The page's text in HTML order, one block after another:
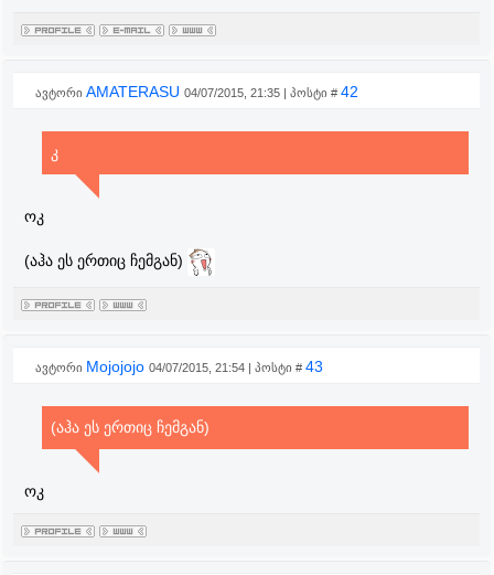
ავტორი AMATERASU 04/07/2015, 21:35 | პოსტი # 42
კ
ოკ
(აჰა ეს ერთიც ჩემგან)
ავტორი Mojojojo 04/07/2015, 21:54 | პოსტი # 43
(აჰა ეს ერთიც ჩემგან)
ოკ